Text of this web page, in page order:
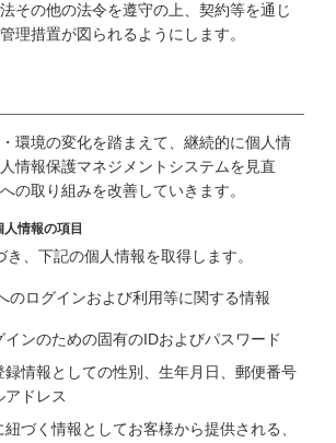
その他の法令を遵守の上、契約等を通じ
理措置が図られるようにします。
環境の変化を踏まえて、継続的に個人情
情報保護マネジメントシステムを見直
の取り組みを改善していきます。
情報の項目
き、下記の個人情報を取得します。
のログインおよび利用等に関する情報
インのための固有のIDおよびパスワード
録情報としての性別、生年月日、郵便番号
アドレス
づく情報としてお客様から提供される、